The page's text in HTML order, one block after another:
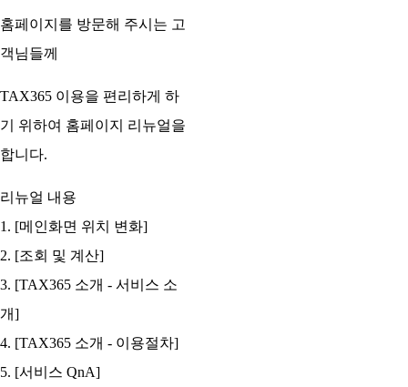
홈페이지를 방문해 주시는 고
객님들께
TAX365 이용을 편리하게 하
기 위하여 홈페이지 리뉴얼을
합니다.
리뉴얼 내용
1. [메인화면 위치 변화]
2. [조회 및 계산]
3. [TAX365 소개 - 서비스 소
개]
4. [TAX365 소개 - 이용절차]
5. [서비스 QnA]